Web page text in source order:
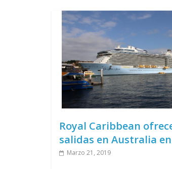
Royal Caribbean
salidas en Australia en
Marzo 21, 2019